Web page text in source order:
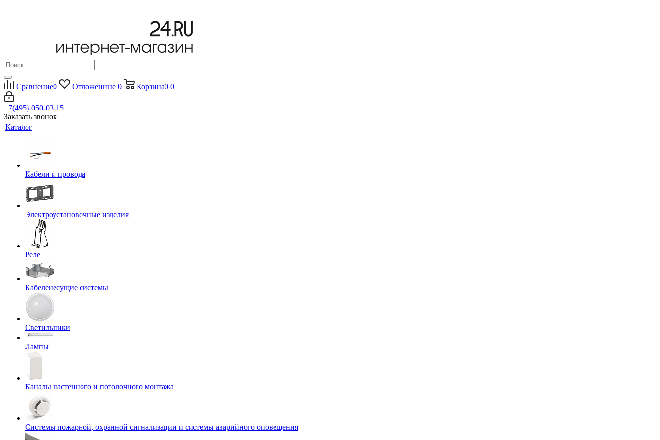
Сравнение0 Отложенные 0 Корзина0 0
+7(495)-050-03-15
Заказать звонок
Каталог
Кабели и провода
Электроустановочные изделия
Реле
Кабеленесущие системы
Светильники
Лампы
Каналы настенного и потолочного монтажа
Системы пожарной, охранной сигнализации и системы аварийного оповещения